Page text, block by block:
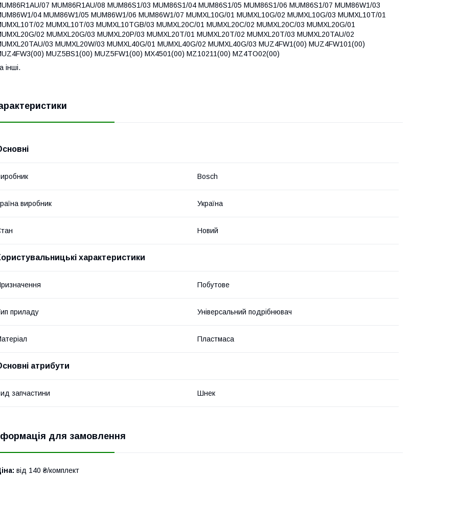
07 MUM86R1AU/08 MUM86S1/03 MUM86S1/04 MUM86S1/05 MUM86S1/06 MUM86S1/07 MUM86W1/03
04 MUM86W1/05 MUM86W1/06 MUM86W1/07 MUMXL10G/01 MUMXL10G/02 MUMXL10G/03 MUMXL10T/01
02 MUMXL10T/03 MUMXL10TGB/03 MUMXL20C/01 MUMXL20C/02 MUMXL20C/03 MUMXL20G/01
02 MUMXL20G/03 MUMXL20P/03 MUMXL20T/01 MUMXL20T/02 MUMXL20T/03 MUMXL20TAU/02
03 MUMXL20W/03 MUMXL40G/01 MUMXL40G/02 MUMXL40G/03 MUZ4FW1(00) MUZ4FW101(00)
MUZ5BS1(00) MUZ5FW1(00) MX4501(00) MZ10211(00) MZ4TO02(00)
інші.
Bosch
виробник Україна
Новий
характеристики
Побутове
приладу Універсальний подрібнювач
Пластмаса
атрибути
запчастини Шнек
для замовлення
від 140 ₴/комплект